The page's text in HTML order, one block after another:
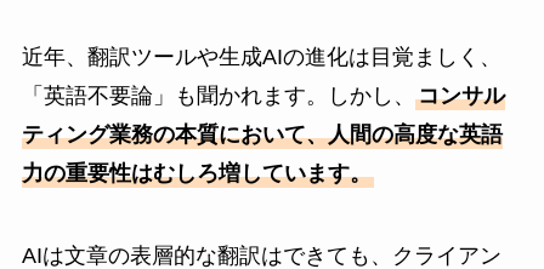
近年、翻訳ツールや生成AIの進化は目覚ましく、
「英語不要論」も聞かれます。しかし、 コンサル
ティング業務の本質において、人間の高度な英語
力の重要性はむしろ増しています。
AIは文章の表層的な翻訳はできても、クライアン